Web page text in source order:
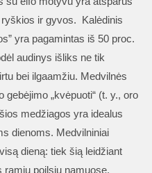
ir gyvos. Kalėdinis
yra pagamintas iš 50 proc.
audinys išliks ne tik
bei ilgaamžiu. Medvilnės
„kvėpuoti“ (t. y., oro
medžiagos yra idealus
dienoms. Medvilniniai
dieną: tiek šią leidžiant
poilsiu namuose.